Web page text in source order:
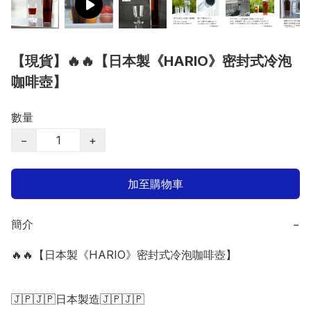
【現貨】🔥🔥【日本製《HARIO》密封式冷泡
咖啡壺】
數量
−
+
加至購物車
簡介 −
🔥🔥【日本製《HARIO》密封式冷泡咖啡壺】
🇯🇵🇯🇵日本製造🇯🇵🇯🇵